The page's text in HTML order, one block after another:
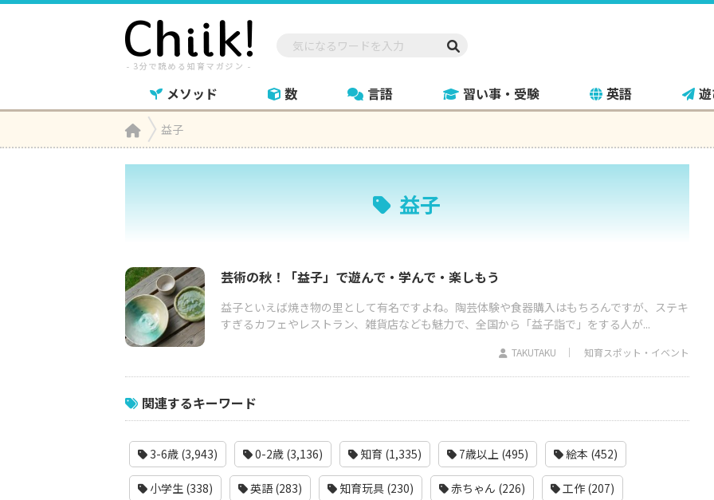
メソッド 数 言語 習い事・受験 英語
Home益子
益子
芸術の秋！「益子」で遊んで・学んで・楽しもう
益子といえば焼き物の里として有名ですよね。陶芸体験や食器購入はもちろんですが、ステキ
すぎるカフェやレストラン、雑貨店なども魅力で、全国から「益子詣で」をする人が...
TAKUTAKU 知育スポット・イベント
関連するキーワード
3-6歳 (3,943) 0-2歳 (3,136) 知育 (1,335) 7歳以上 (495) 絵本 (452)
小学生 (338) 英語 (283) 知育玩具 (230) 赤ちゃん (226) 工作 (207)